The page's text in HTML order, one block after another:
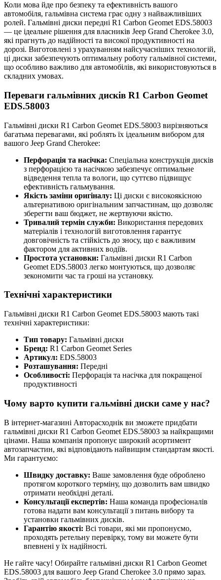
Коли мова йде про безпеку та ефективність вашого
автомобіля, гальмівна система грає одну з найважливіших
ролей. Гальмівні диски передні R1 Carbon Geomet EDS.58003
— це ідеальне рішення для власників Jeep Grand Cherokee 3.0,
які прагнуть до надійності та високої продуктивності на
дорозі. Виготовлені з урахуванням найсучасніших технологій,
ці диски забезпечують оптимальну роботу гальмівної системи,
що особливо важливо для автомобілів, які використовуються в
складних умовах.
Переваги гальмівних дисків R1 Carbon Geomet
EDS.58003
Гальмівні диски R1 Carbon Geomet EDS.58003 вирізняються
багатьма перевагами, які роблять їх ідеальним вибором для
вашого Jeep Grand Cherokee:
Перфорація та насічка: Спеціальна конструкція дисків
з перфорацією та насічкою забезпечує оптимальне
відведення тепла та вологи, що суттєво підвищує
ефективність гальмування.
Якість заміни оригіналу: Ці диски є високоякісною
альтернативою оригінальним запчастинам, що дозволяє
зберегти ваш бюджет, не жертвуючи якістю.
Тривалий термін служби: Використання передових
матеріалів і технологій виготовлення гарантує
довговічність та стійкість до зносу, що є важливим
фактором для активних водіїв.
Простота установки: Гальмівні диски R1 Carbon
Geomet EDS.58003 легко монтуються, що дозволяє
зекономити час та гроші на установку.
Технічні характеристики
Гальмівні диски R1 Carbon Geomet EDS.58003 мають такі
технічні характеристики:
Тип товару: Гальмівні диски
Бренд: R1 Carbon Geomet Series
Артикул: EDS.58003
Розташування: Передні
Особливості: Перфорація та насічка для покращеної
продуктивності
Чому варто купити гальмівні диски саме у нас?
В інтернет-магазині Авторасходнік ви зможете придбати
гальмівні диски R1 Carbon Geomet EDS.58003 за найкращими
цінами. Наша компанія пропонує широкий асортимент
автозапчастин, які відповідають найвищим стандартам якості.
Ми гарантуємо:
Швидку доставку: Ваше замовлення буде оброблено
протягом короткого терміну, що дозволить вам швидко
отримати необхідні деталі.
Консультації експертів: Наша команда професіоналів
готова надати вам консультації з питань вибору та
установки гальмівних дисків.
Гарантію якості: Всі товари, які ми пропонуємо,
проходять ретельну перевірку, тому ви можете бути
впевнені у їх надійності.
Не гайте часу! Обирайте гальмівні диски R1 Carbon Geomet
EDS.58003 для вашого Jeep Grand Cherokee 3.0 прямо зараз.